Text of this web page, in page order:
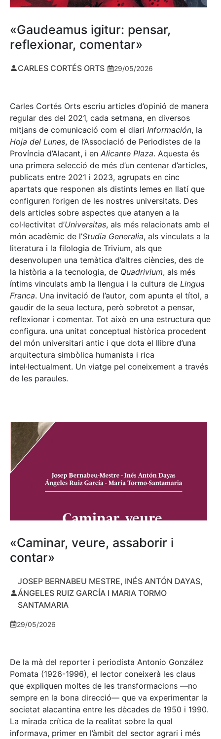
«Gaudeamus igitur: pensar,
reflexionar, comentar»
CARLES CORTÉS ORTS 29/05/2026
Carles Cortés Orts escriu articles d’opinió de manera
regular des del 2021, cada setmana, en diversos
mitjans de comunicació com el diari Información, la
Hoja del Lunes, de l’Associació de Periodistes de la
Província d’Alacant, i en Alicante Plaza. Aquesta és
una primera selecció de més d’un centenar d’articles,
publicats entre 2021 i 2023, agrupats en cinc
apartats que responen als distints lemes en llatí que
configuren l’origen de les nostres universitats. Des
dels articles sobre aspectes que atanyen a la
col·lectivitat d’Universitas, als més relacionats amb el
món acadèmic de l’Studia Generalia, als vinculats a la
literatura i la filologia de Trivium, als que
desenvolupen una temàtica d’altres ciències, des de
la història a la tecnologia, de Quadrivium, als més
íntims vinculats amb la llengua i la cultura de Lingua
Franca. Una invitació de l’autor, com apunta el títol, a
gaudir de la seua lectura, però sobretot a pensar,
reflexionar i comentar. Tot això en una estructura que
configura. una unitat conceptual històrica procedent
del món universitari antic i que dota el llibre d’una
arquitectura simbòlica humanista i rica
intel·lectualment. Un viatge pel coneixement a través
de les paraules.
«Caminar, veure, assaborir i
contar»
JOSEP BERNABEU MESTRE, INÉS ANTÓN DAYAS,
ÁNGELES RUIZ GARCÍA I MARIA TORMO
SANTAMARIA
29/05/2026
De la mà del reporter i periodista Antonio González
Pomata (1926-1996), el lector coneixerà les claus
que expliquen moltes de les transformacions —no
sempre en la bona direcció— que va experimentar la
societat alacantina entre les dècades de 1950 i 1990.
La mirada crítica de la realitat sobre la qual
informava, primer en l’àmbit del sector agrari i més